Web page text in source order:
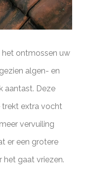
het ontmossen uw
algen- en
aantast. Deze
extra vocht
vervuiling
er een grotere
het gaat vriezen.